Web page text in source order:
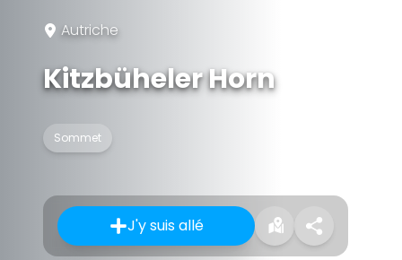
Autriche
Kitzbüheler Horn
Sommet
J'y suis allé